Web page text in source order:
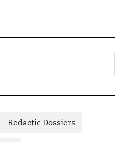
Redactie Dossiers